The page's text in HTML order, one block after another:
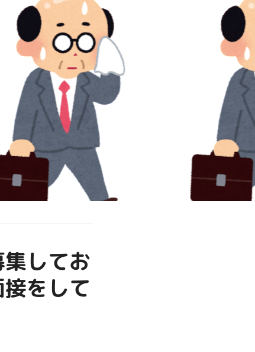
してお
をして